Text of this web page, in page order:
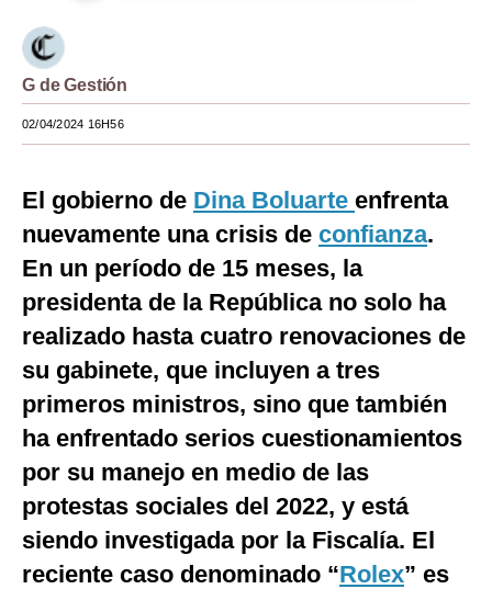
Estilos
Mundo
EEUU
España
Internacional
Tecnología
Club del Suscriptor
Mix
G de Gestión
Notas Contratadas
Podcast
G de Gestión
02/04/2024 16H56
El gobierno de Dina Boluarte enfrenta
nuevamente una crisis de confianza.
En un período de 15 meses, la
presidenta de la República no solo ha
realizado hasta cuatro renovaciones de
su gabinete, que incluyen a tres
primeros ministros, sino que también
ha enfrentado serios cuestionamientos
por su manejo en medio de las
protestas sociales del 2022, y está
siendo investigada por la Fiscalía. El
reciente caso denominado “Rolex” es